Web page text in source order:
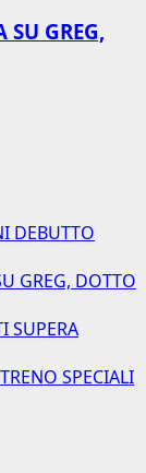
SU GREG,
DEBUTTO
GREG, DOTTO
SUPERA
SPECIALI